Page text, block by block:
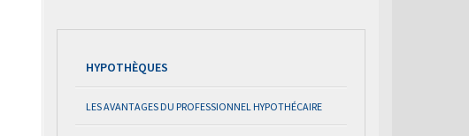
HYPOTHÈQUES
LES AVANTAGES DU PROFESSIONNEL HYPOTHÉCAIRE